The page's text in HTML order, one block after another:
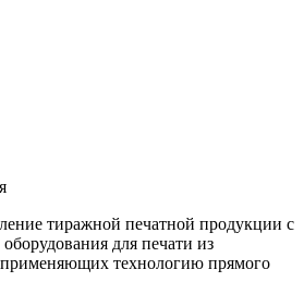
тиражной печатной продукции с
для печати из
технологию прямого